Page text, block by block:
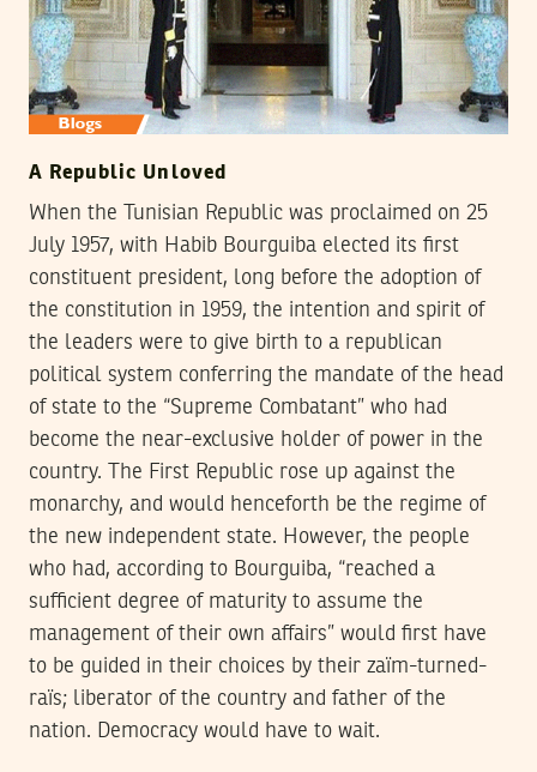
A Republic Unloved
When the Tunisian Republic was proclaimed on 25
July 1957, with Habib Bourguiba elected its first
constituent president, long before the adoption of
the constitution in 1959, the intention and spirit of
the leaders were to give birth to a republican
political system conferring the mandate of the head
of state to the “Supreme Combatant” who had
become the near-exclusive holder of power in the
country. The First Republic rose up against the
monarchy, and would henceforth be the regime of
the new independent state. However, the people
who had, according to Bourguiba, “reached a
sufficient degree of maturity to assume the
management of their own affairs” would first have
to be guided in their choices by their zaïm-turned-
raïs; liberator of the country and father of the
nation. Democracy would have to wait.